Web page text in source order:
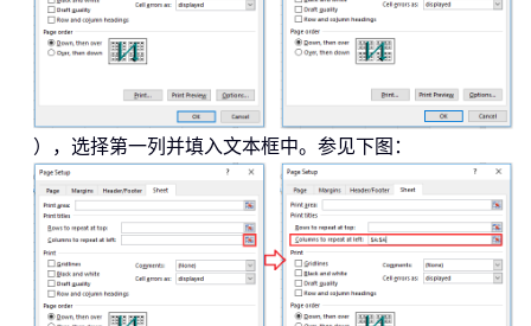
），选择第一列并填入文本框中。参见下图：